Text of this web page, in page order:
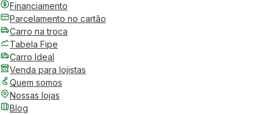
Financiamento
Parcelamento no cartão
Carro na troca
Tabela Fipe
Carro Ideal
Venda para lojistas
Quem somos
Nossas lojas
Blog